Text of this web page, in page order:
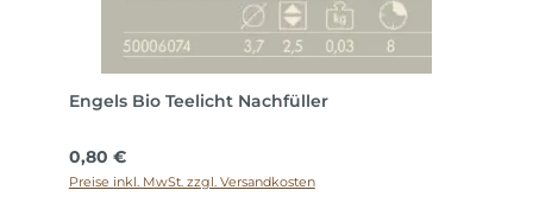
Engels Bio Teelicht Nachfüller
Regulärer Preis:
0,80 €
Preise inkl. MwSt. zzgl. Versandkosten